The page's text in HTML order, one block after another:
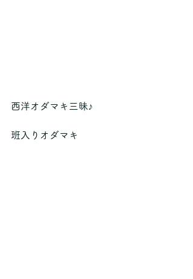
西洋オダマキ三昧♪
班入りオダマキ